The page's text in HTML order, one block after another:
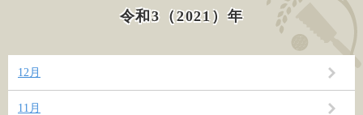
令和3（2021）年
12月
11月